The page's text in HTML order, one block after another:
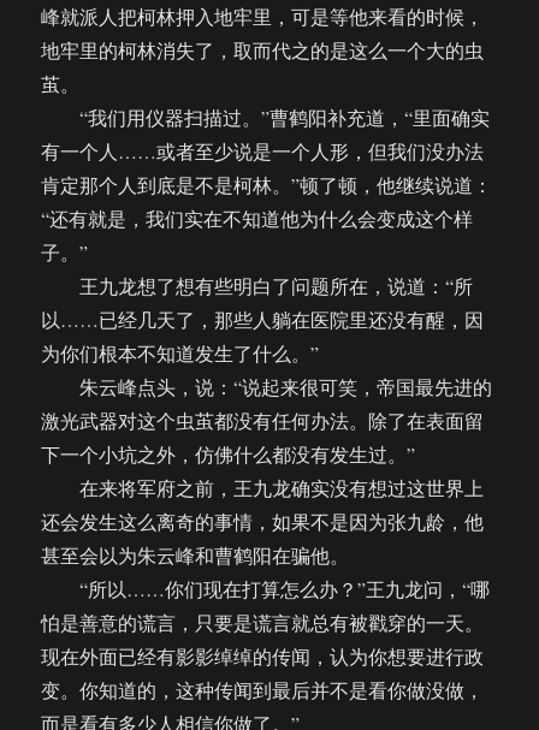
峰就派人把柯林押入地牢里，可是等他来看的时候，
地牢里的柯林消失了，取而代之的是这么一个大的虫
茧。
“我们用仪器扫描过。”曹鹤阳补充道，“里面确实
有一个人……或者至少说是一个人形，但我们没办法
肯定那个人到底是不是柯林。”顿了顿，他继续说道：
“还有就是，我们实在不知道他为什么会变成这个样
子。”
王九龙想了想有些明白了问题所在，说道：“所
以……已经几天了，那些人躺在医院里还没有醒，因
为你们根本不知道发生了什么。”
朱云峰点头，说：“说起来很可笑，帝国最先进的
激光武器对这个虫茧都没有任何办法。除了在表面留
下一个小坑之外，仿佛什么都没有发生过。”
在来将军府之前，王九龙确实没有想过这世界上
还会发生这么离奇的事情，如果不是因为张九龄，他
甚至会以为朱云峰和曹鹤阳在骗他。
“所以……你们现在打算怎么办？”王九龙问，“哪
怕是善意的谎言，只要是谎言就总有被戳穿的一天。
现在外面已经有影影绰绰的传闻，认为你想要进行政
变。你知道的，这种传闻到最后并不是看你做没做，
而是看有多少人相信你做了。”